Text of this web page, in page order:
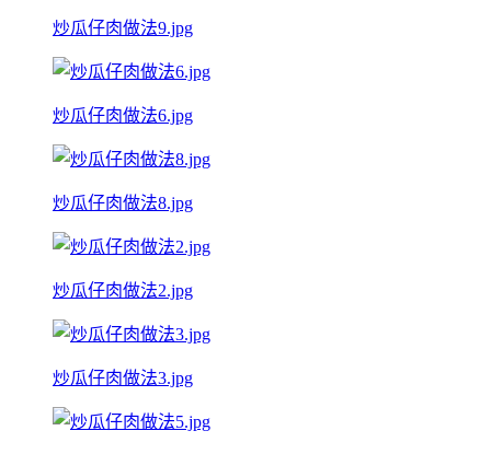
炒瓜仔肉做法9.jpg
炒瓜仔肉做法6.jpg
炒瓜仔肉做法8.jpg
炒瓜仔肉做法2.jpg
炒瓜仔肉做法3.jpg